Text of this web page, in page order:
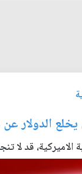
الدولار
قد لا